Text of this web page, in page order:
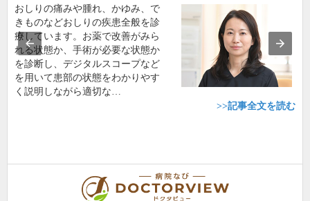
おしりの痛みや腫れ、かゆみ、で
きものなどおしりの疾患全般を診
療しています。お薬で改善がみら
れる状態か、手術が必要な状態か
を診断し、デジタルスコープなど
を用いて患部の状態をわかりやす
く説明しながら適切な…
>>記事全文を読む